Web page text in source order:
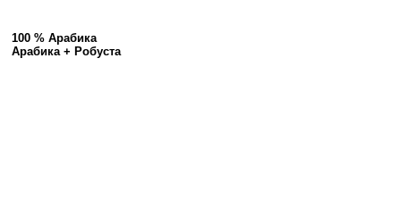
100 % Арабика
Арабика + Робуста